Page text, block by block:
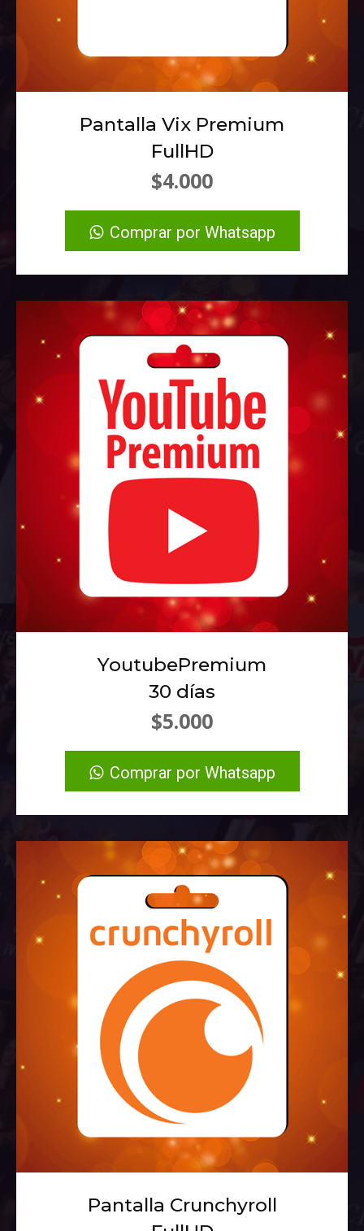
Pantalla Vix Premium
FullHD
$4.000
Comprar por Whatsapp
YoutubePremium
30 días
$5.000
Comprar por Whatsapp
Pantalla Crunchyroll